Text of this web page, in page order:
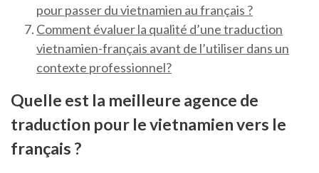
pour passer du vietnamien au français ?
Comment évaluer la qualité d’une traduction
vietnamien-français avant de l’utiliser dans un
contexte professionnel?
Quelle est la meilleure agence de
traduction pour le vietnamien vers le
français ?